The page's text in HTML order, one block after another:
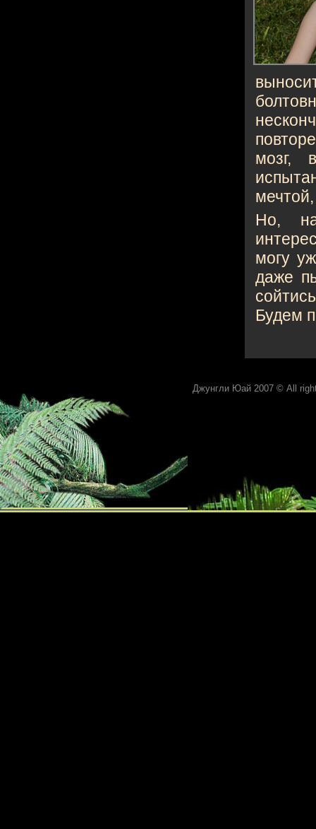
мозг,
Но,
могу
даже
Будем
Джунгли Юай 2007 © All